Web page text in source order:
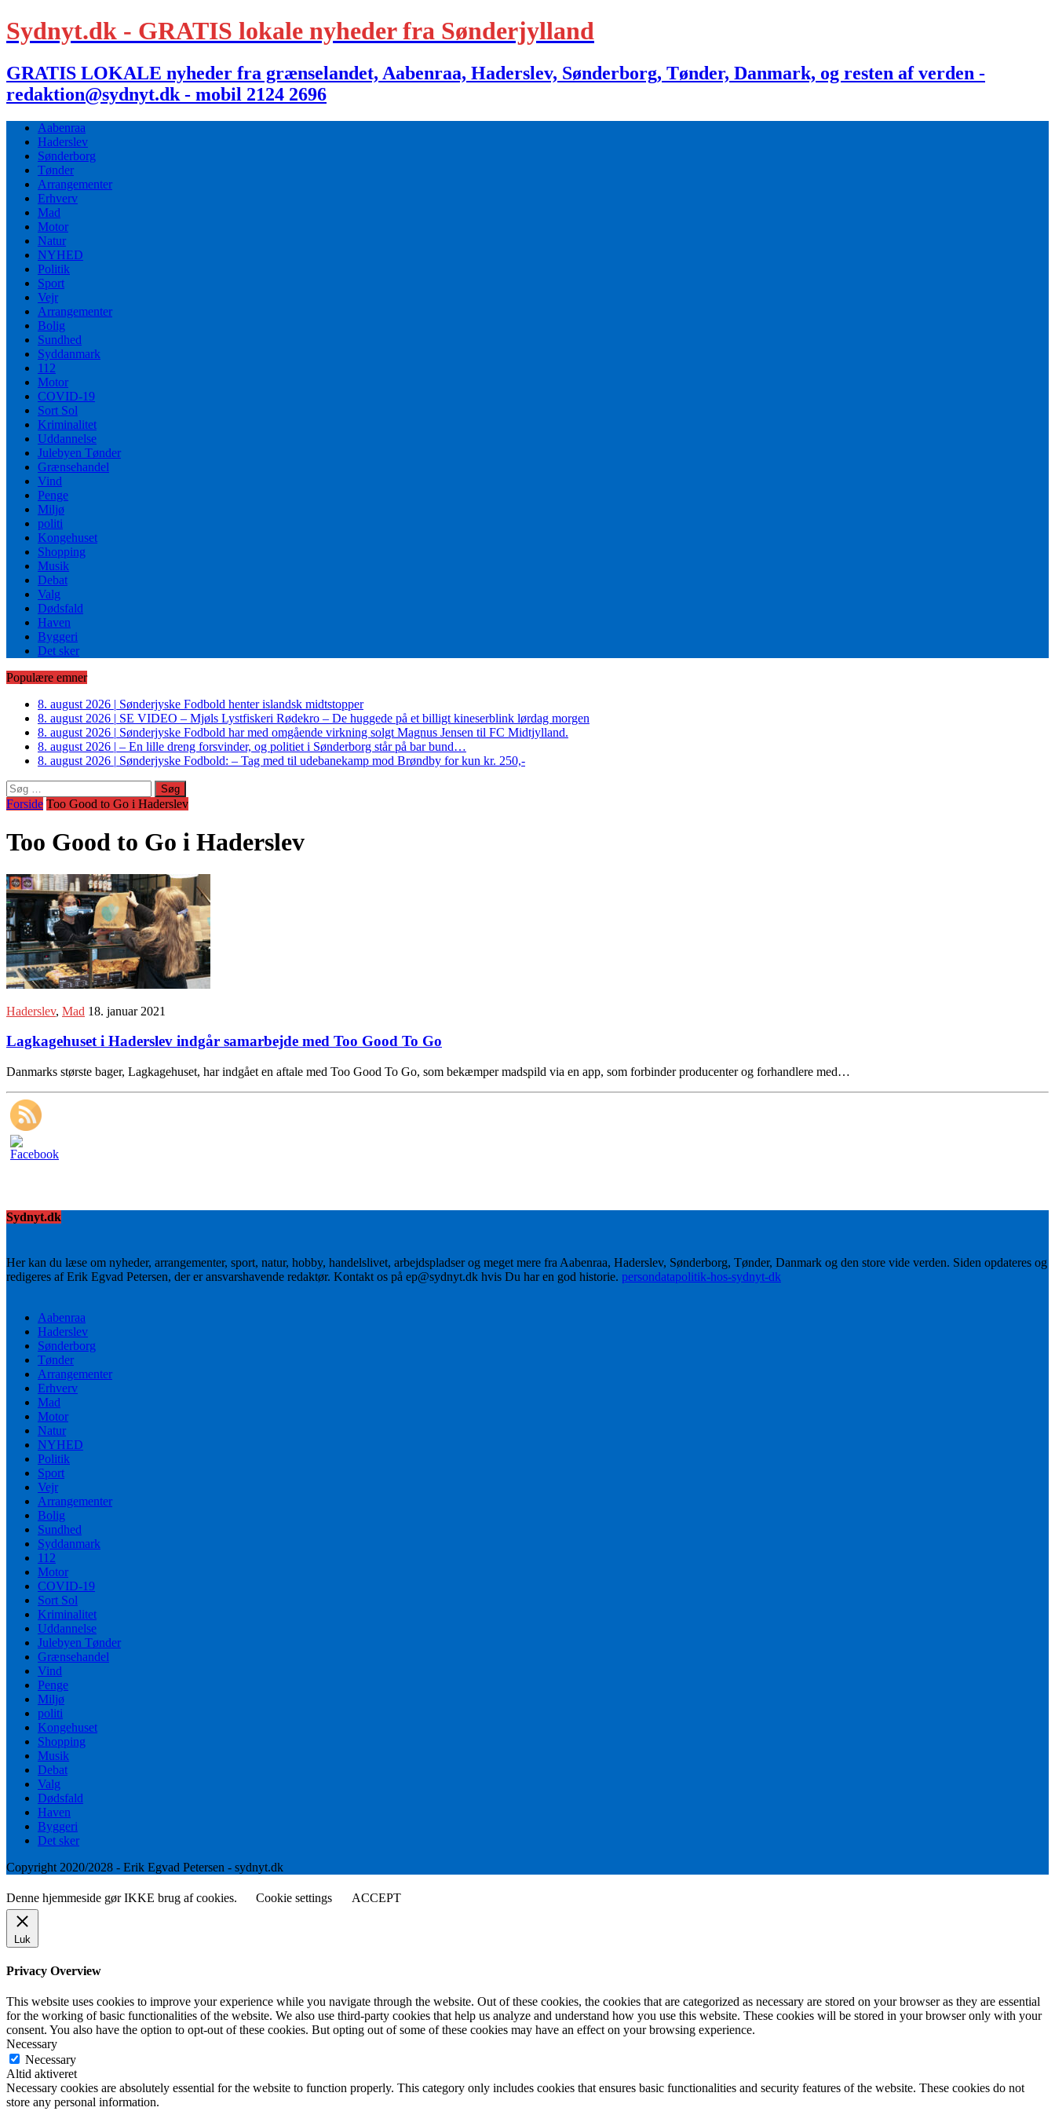
Sydnyt.dk - GRATIS lokale nyheder fra Sønderjylland
GRATIS LOKALE nyheder fra grænselandet, Aabenraa, Haderslev, Sønderborg, Tønder, Danmark, og resten af verden -
redaktion@sydnyt.dk - mobil 2124 2696
Aabenraa
Haderslev
Sønderborg
Tønder
Arrangementer
Erhverv
Mad
Motor
Natur
NYHED
Politik
Sport
Vejr
Arrangementer
Bolig
Sundhed
Syddanmark
112
Motor
COVID-19
Sort Sol
Kriminalitet
Uddannelse
Julebyen Tønder
Grænsehandel
Vind
Penge
Miljø
politi
Kongehuset
Shopping
Musik
Debat
Valg
Dødsfald
Haven
Byggeri
Det sker
Populære emner
8. august 2026 | Sønderjyske Fodbold henter islandsk midtstopper
8. august 2026 | SE VIDEO – Mjøls Lystfiskeri Rødekro – De huggede på et billigt kineserblink lørdag morgen
8. august 2026 | Sønderjyske Fodbold har med omgående virkning solgt Magnus Jensen til FC Midtjylland.
8. august 2026 | – En lille dreng forsvinder, og politiet i Sønderborg står på bar bund…
8. august 2026 | Sønderjyske Fodbold: – Tag med til udebanekamp mod Brøndby for kun kr. 250,-
Søg
efter:
Forside Too Good to Go i Haderslev
Too Good to Go i Haderslev
Haderslev, Mad 18. januar 2021
Lagkagehuset i Haderslev indgår samarbejde med Too Good To Go
Danmarks største bager, Lagkagehuset, har indgået en aftale med Too Good To Go, som bekæmper madspild via en app, som forbinder producenter og forhandlere med…
Sydnyt.dk
Her kan du læse om nyheder, arrangementer, sport, natur, hobby, handelslivet, arbejdspladser og meget mere fra Aabenraa, Haderslev, Sønderborg, Tønder, Danmark og den store vide verden. Siden opdateres og
redigeres af Erik Egvad Petersen, der er ansvarshavende redaktør. Kontakt os på ep@sydnyt.dk hvis Du har en god historie. persondatapolitik-hos-sydnyt-dk
Aabenraa
Haderslev
Sønderborg
Tønder
Arrangementer
Erhverv
Mad
Motor
Natur
NYHED
Politik
Sport
Vejr
Arrangementer
Bolig
Sundhed
Syddanmark
112
Motor
COVID-19
Sort Sol
Kriminalitet
Uddannelse
Julebyen Tønder
Grænsehandel
Vind
Penge
Miljø
politi
Kongehuset
Shopping
Musik
Debat
Valg
Dødsfald
Haven
Byggeri
Det sker
Copyright 2020/2028 - Erik Egvad Petersen - sydnyt.dk
Denne hjemmeside gør IKKE brug af cookies. Cookie settings ACCEPT
Luk
Privacy Overview
This website uses cookies to improve your experience while you navigate through the website. Out of these cookies, the cookies that are categorized as necessary are stored on your browser as they are essential
for the working of basic functionalities of the website. We also use third-party cookies that help us analyze and understand how you use this website. These cookies will be stored in your browser only with your
consent. You also have the option to opt-out of these cookies. But opting out of some of these cookies may have an effect on your browsing experience.
Necessary
Necessary
Altid aktiveret
Necessary cookies are absolutely essential for the website to function properly. This category only includes cookies that ensures basic functionalities and security features of the website. These cookies do not
store any personal information.